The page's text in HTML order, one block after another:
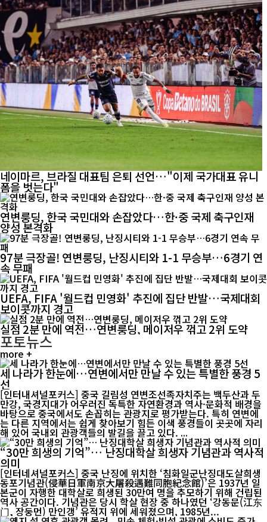
네이마르, 브라질 대표팀 은퇴 선언…"이제 국가대표 유니
폼을 벗는다"
연변룽딩, 한국 국민대와 손잡았다…한·중 국제 축구인재
양성 본격화
97분 극장골! 연변룽딩, 난징시티와 1-1 무승부…6경기 연
속 무패
UEFA, FIFA '월드컵 민영화' 추진에 집단 반발…국제대회
보이콧까지 경고
실점 2분 만에 역전…연변룽딩, 메이저우 꺾고 2위 도약
포토뉴스
more +
세 나라가 한눈에…연변에서만 만날 수 있는 특별한 풍경 5
선
[인터내셔널포커스] 중국 길림성 연변조선족자치주는 백두산과 두
만강, 국경지대가 어우러진 독특한 자연환경과 역사·문화적 배경을
바탕으로 중국에서도 손꼽히는 관광지로 평가받는다. 특히 연변에
는 다른 지역에서는 쉽게 찾아보기 힘든 이색 풍경들이 곳곳에 자리
해 있어 국내외 관광객들의 발길을 끌고 있다. ...
“30만 희생의 기억”… 난징대학살 희생자 기념관과 역사적
의미
[인터네셔널포커스] 중국 난징에 위치한 ‘침화일군난징대도살희생
동포기념관(侵華日軍南京大屠殺遇難同胞紀念館)’은 1937년 일
본군이 자행한 대학살로 희생된 30만여 명을 추모하기 위해 건립된
역사 공간이다. 기념관은 당시 학살 현장 중 하나였던 ‘강동문(江东
门, 장둥먼) 만인갱’ 유적지 위에 세워졌으며, 1985년...